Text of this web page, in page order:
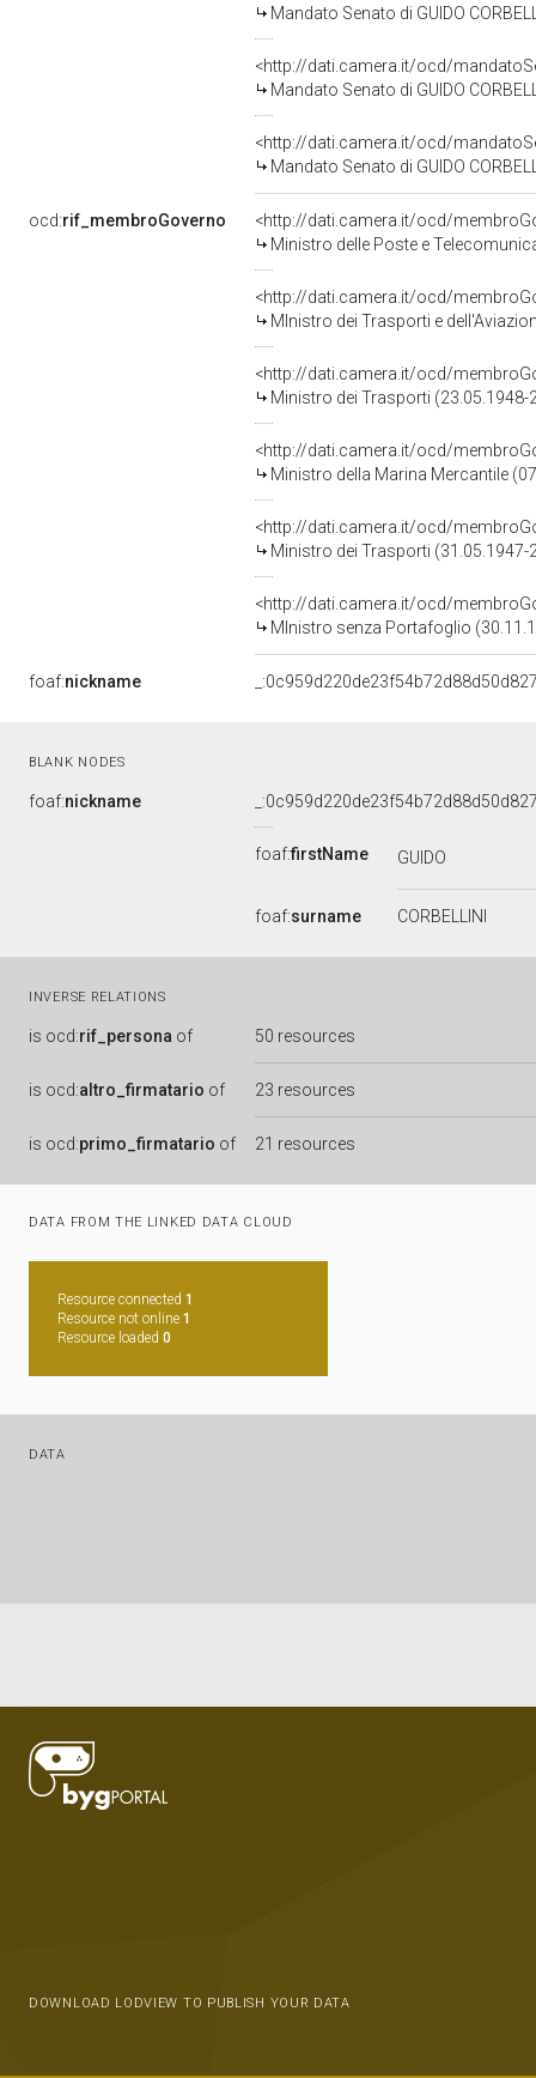
Mandato Senato di GUIDO
<http://dati.camera.it/ocd/
Mandato Senato di GUIDO
<http://dati.camera.it/ocd/
Mandato Senato di GUIDO
ocd:rif_membroGoverno
<http://dati.camera.it/ocd/
Ministro delle Poste e
<http://dati.camera.it/ocd/
MInistro dei Trasporti e
<http://dati.camera.it/ocd/
Ministro dei Trasporti (23.05.1948-
<http://dati.camera.it/ocd/
Ministro della Marina Mercantile
<http://dati.camera.it/ocd/
Ministro dei Trasporti (31.05.1947-
<http://dati.camera.it/ocd/
MInistro senza Portafoglio
foaf:nickname
BLANK NODES
foaf:nickname
foaf:firstName GUIDO
foaf:surname CORBELLINI
INVERSE RELATIONS
is ocd:rif_persona of 50 resources
is ocd:altro_firmatario of 23 resources
is ocd:primo_firmatario of 21 resources
DATA FROM THE LINKED DATA CLOUD
Resource connected 1
Resource not online 1
Resource loaded 0
DATA
DOWNLOAD LODVIEW TO PUBLISH YOUR DATA